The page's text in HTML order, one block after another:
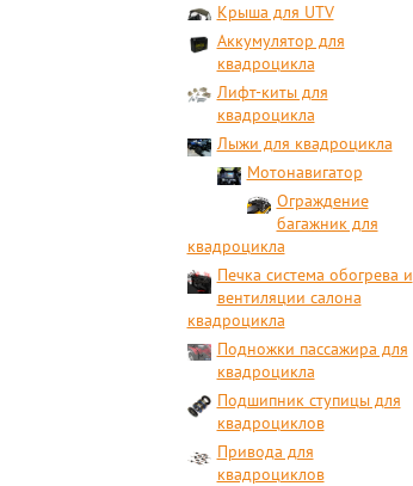
Крыша для UTV
Аккумулятор для
квадроцикла
Лифт-киты для
квадроцикла
Лыжи для квадроцикла
Мотонавигатор
Ограждение
багажник для
квадроцикла
Печка система обогрева и
вентиляции салона
квадроцикла
Подножки пассажира для
квадроцикла
Подшипник ступицы для
квадроциклов
Привода для
квадроциклов